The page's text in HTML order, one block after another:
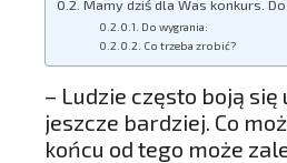
Mamy dziś dla Was konkurs.
Do wygrania:
Co trzeba zrobić?
– Ludzie często boją
jeszcze bardziej. Co
końcu od tego może